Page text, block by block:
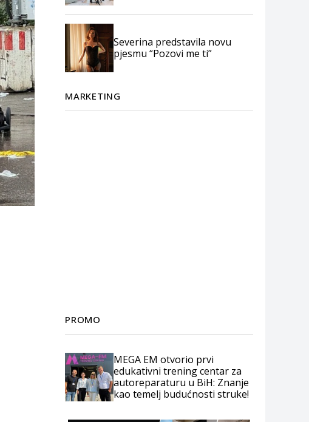
Severina predstavila novu
pjesmu “Pozovi me ti”
MARKETING
PROMO
MEGA EM otvorio prvi
edukativni trening centar za
autoreparaturu u BiH: Znanje
kao temelj budućnosti struke!